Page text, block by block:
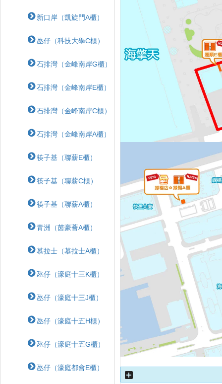
新口岸（凱旋門A櫃）
氹仔（科技大學C櫃）
石排灣（金峰南岸G櫃）
石排灣（金峰南岸E櫃）
石排灣（金峰南岸C櫃）
石排灣（金峰南岸A櫃）
筷子基（聯薪E櫃）
筷子基（聯薪C櫃）
筷子基（聯薪A櫃）
青洲（茵豪薈A櫃）
慕拉士（慕拉士A櫃）
氹仔（濠庭十三K櫃）
氹仔（濠庭十三J櫃）
氹仔（濠庭十五H櫃）
氹仔（濠庭十五G櫃）
氹仔（濠庭都會E櫃）